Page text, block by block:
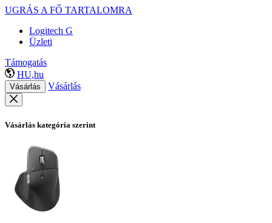
UGRÁS A FŐ TARTALOMRA
Logitech G
Üzleti
Támogatás
HU,hu
Vásárlás Vásárlás
Vásárlás kategória szerint